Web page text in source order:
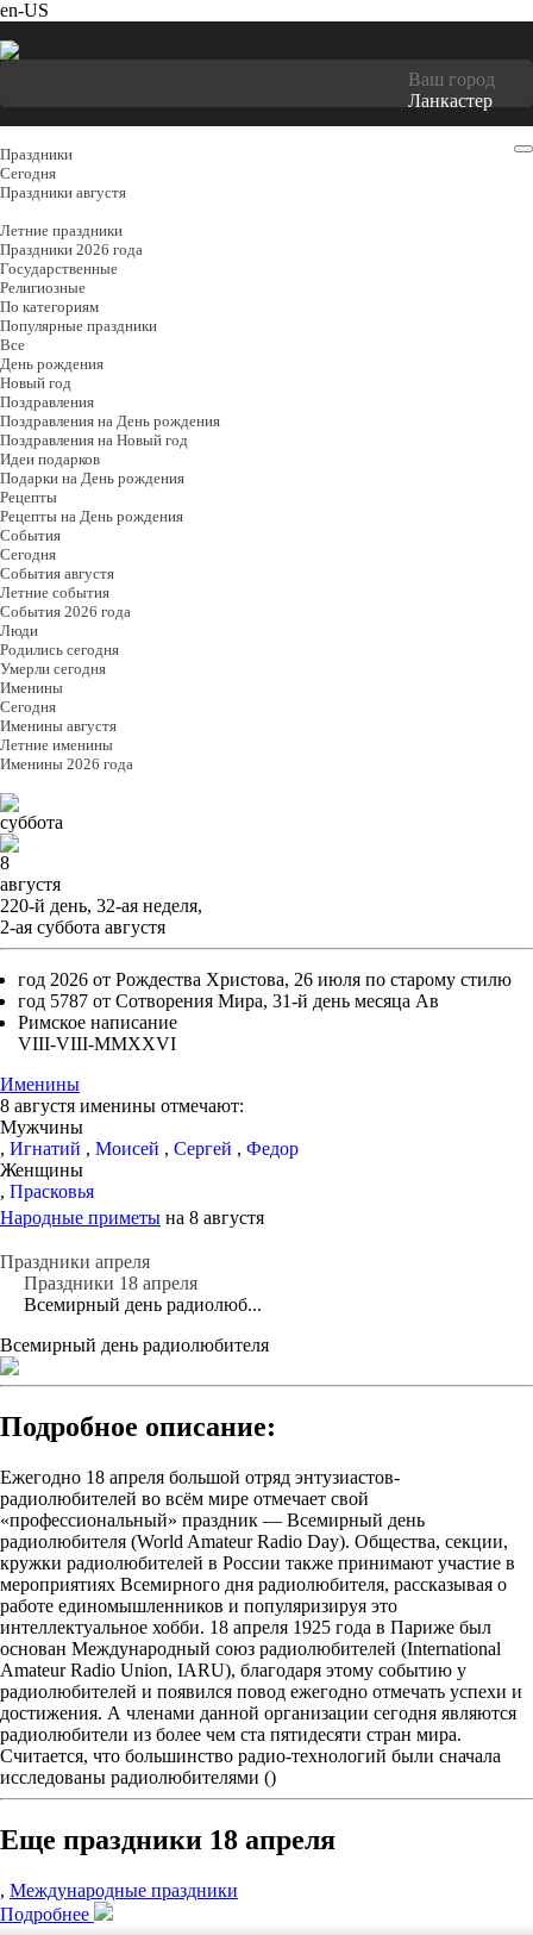
en-US
Ваш город
Ланкастер
Праздники
Cегодня
Праздники августя
Летние праздники
Праздники 2026 года
Государственные
Религиозные
По категориям
Популярные праздники
Все
День рождения
Новый год
Поздравления
Поздравления на День рождения
Поздравления на Новый год
Идеи подарков
Подарки на День рождения
Рецепты
Рецепты на День рождения
События
Cегодня
События августя
Летние события
События 2026 года
Люди
Родились сегодня
Умерли сегодня
Именины
Cегодня
Именины августя
Летние именины
Именины 2026 года
суббота
8
августя
220-й день, 32-ая неделя,
2-ая суббота августя
год 2026 от Рождества Христова, 26 июля по старому стилю
год 5787 от Сотворения Мира, 31-й день месяца Ав
Римское написание
VIII-VIII-MMXXVI
Именины
8 августя именины отмечают:
Мужчины
, Игнатий , Моисей , Сергей , Федор
Женщины
, Прасковья
Народные приметы на 8 августя
Праздники апреля
Праздники 18 апреля
Всемирный день радиолюб...
Всемирный день радиолюбителя
Подробное описание:
Ежегодно 18 апреля большой отряд энтузиастов-
радиолюбителей во всём мире отмечает свой
«профессиональный» праздник — Всемирный день
радиолюбителя (World Amateur Radio Day). Общества, секции,
кружки радиолюбителей в России также принимают участие в
мероприятиях Всемирного дня радиолюбителя, рассказывая о
работе единомышленников и популяризируя это
интеллектуальное хобби. 18 апреля 1925 года в Париже был
основан Международный союз радиолюбителей (International
Amateur Radio Union, IARU), благодаря этому событию у
радиолюбителей и появился повод ежегодно отмечать успехи и
достижения. А членами данной организации сегодня являются
радиолюбители из более чем ста пятидесяти стран мира.
Считается, что большинство радио-технологий были сначала
исследованы радиолюбителями ()
Еще праздники 18 апреля
, Международные праздники
Подробнее